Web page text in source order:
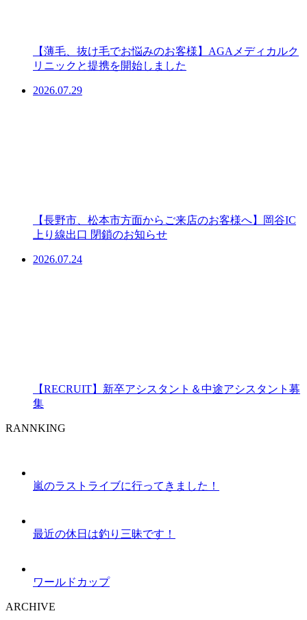
【薄毛、抜け毛でお悩みのお客様】AGAメディカルク
リニックと提携を開始しました
2026.07.29
【長野市、松本市方面からご来店のお客様へ】岡谷IC
上り線出口 閉鎖のお知らせ
2026.07.24
【RECRUIT】新卒アシスタント＆中途アシスタント募
集
RANNKING
嵐のラストライブに行ってきました！
最近の休日は釣り三昧です！
ワールドカップ
ARCHIVE